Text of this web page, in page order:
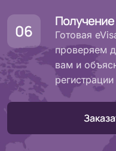
Готовая
проверяем
вам и